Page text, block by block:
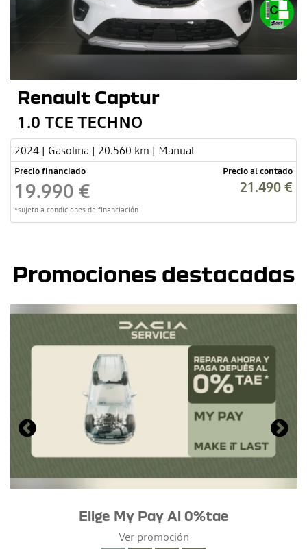
Renault Captur
1.0 TCE TECHNO
2024 | Gasolina | 20.560 km | Manual
Precio financiado
19.990 €
*sujeto a condiciones de financiación
Precio al contado
21.490 €
Promociones destacadas
Elige My Pay Al 0%tae
Ver promoción